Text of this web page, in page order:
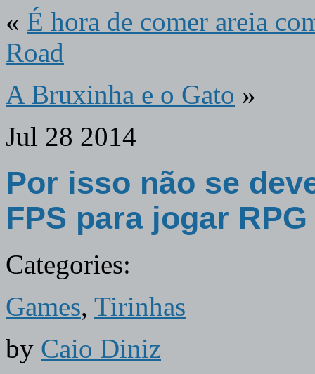
« É hora de comer areia
Road
A Bruxinha e o Gato »
Jul 28 2014
Por isso não se
FPS para jogar RPG
Categories:
Games, Tirinhas
by Caio Diniz